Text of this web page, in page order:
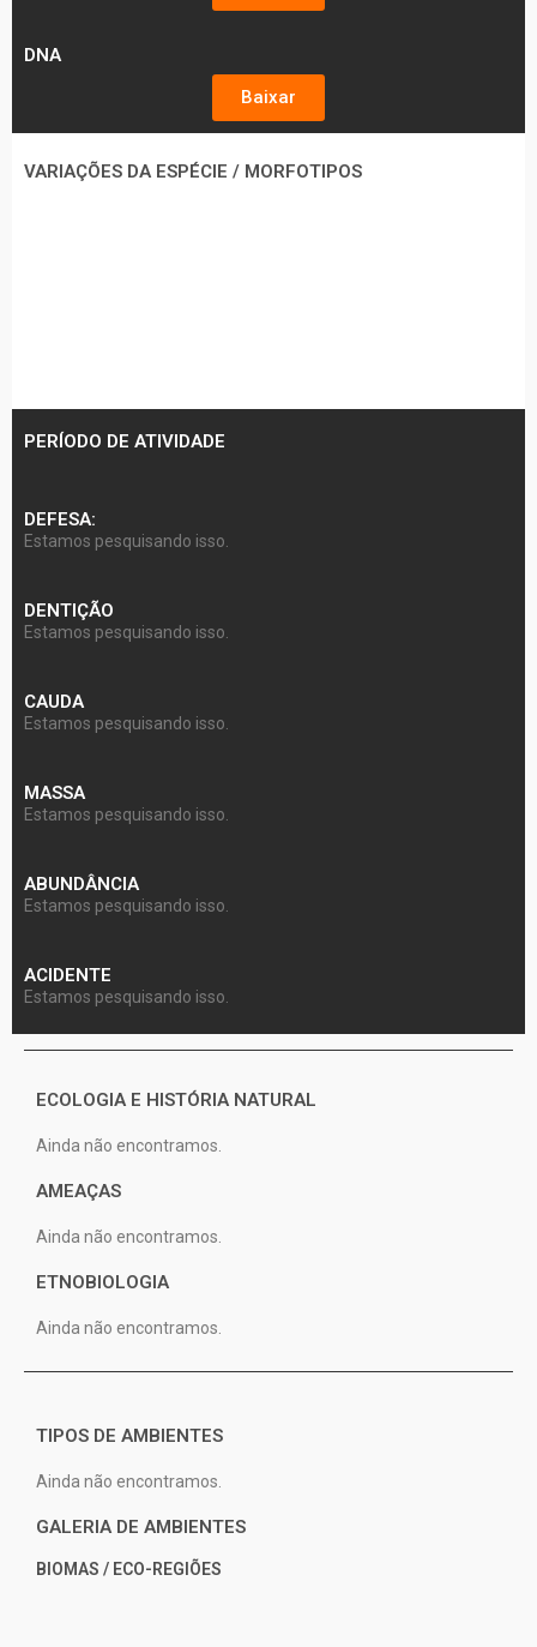
DNA
Baixar
VARIAÇÕES DA ESPÉCIE / MORFOTIPOS
PERÍODO DE ATIVIDADE
DEFESA:
Estamos pesquisando isso.
DENTIÇÃO
Estamos pesquisando isso.
CAUDA
Estamos pesquisando isso.
MASSA
Estamos pesquisando isso.
ABUNDÂNCIA
Estamos pesquisando isso.
ACIDENTE
Estamos pesquisando isso.
ECOLOGIA E HISTÓRIA NATURAL
Ainda não encontramos.
AMEAÇAS
Ainda não encontramos.
ETNOBIOLOGIA
Ainda não encontramos.
TIPOS DE AMBIENTES
Ainda não encontramos.
GALERIA DE AMBIENTES
BIOMAS / ECO-REGIÕES